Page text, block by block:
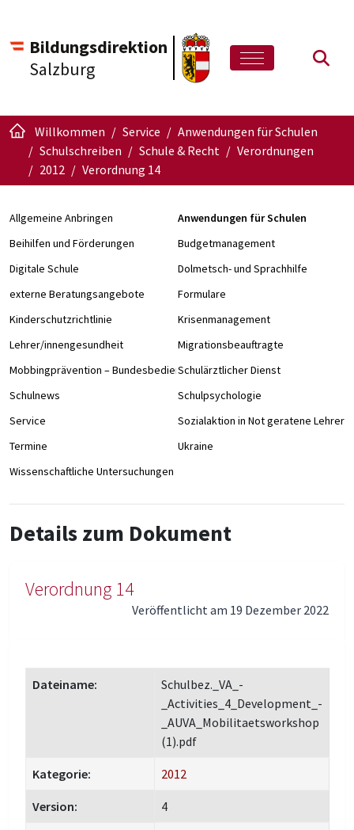
Bildungsdirektion
Salzburg
Willkommen Service
Anwendungen für Schulen
Schulschreiben
Schule & Recht
Verordnungen
2012
Verordnung 14
Allgemeine Anbringen
Anwendungen für Schulen
Beihilfen und Förderungen
Budgetmanagement
Digitale Schule
Dolmetsch- und Sprachhilfe
externe Beratungsangebote
Formulare
Kinderschutzrichtlinie
Krisenmanagement
Lehrer/innengesundheit
Migrationsbeauftragte
Mobbingprävention – Bundesbedienstete an Schulen
Schulärztlicher Dienst
Schulnews
Schulpsychologie
Service
Sozialaktion in Not geratene Lehrer/
Termine
Ukraine
Wissenschaftliche Untersuchungen
Details zum Dokument
Verordnung 14
Veröffentlicht am 19 Dezember 2022
Dateiname:
Schulbez._VA_-
_Activities_4_Development_-
_AUVA_Mobilitaetsworkshop
(1).pdf
Kategorie: 2012
Version: 4